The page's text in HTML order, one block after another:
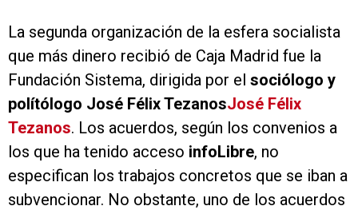
La segunda organización de la esfera socialista
que más dinero recibió de Caja Madrid fue la
Fundación Sistema, dirigida por el sociólogo y
polítólogo José Félix TezanosJosé Félix
Tezanos. Los acuerdos, según los convenios a
los que ha tenido acceso infoLibre, no
especifican los trabajos concretos que se iban a
subvencionar. No obstante, uno de los acuerdos